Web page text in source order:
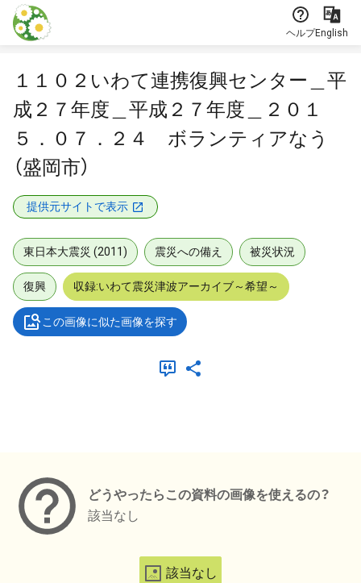
本文に飛ぶ
ヘルプEnglish
１１０２いわて連携復興センター＿平
成２７年度＿平成２７年度＿２０１
５．０７．２４ ボランティアなう
（盛岡市）
提供元サイトで表示
東日本大震災 (2011) 震災への備え 被災状況
復興 収録:いわて震災津波アーカイブ～希望～
この画像に似た画像を探す
どうやったらこの資料の画像を使えるの？
該当なし
該当なし